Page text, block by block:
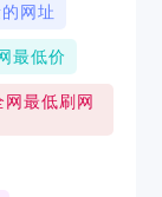
网址
最低价
最低刷网